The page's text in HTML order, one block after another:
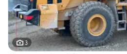
3